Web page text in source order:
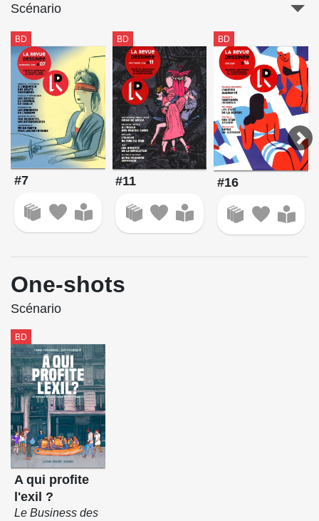
Scénario
BD
#7
BD
#11
BD
#16
One-shots
Scénario
BD
A qui profite
l'exil ?
Le Business des